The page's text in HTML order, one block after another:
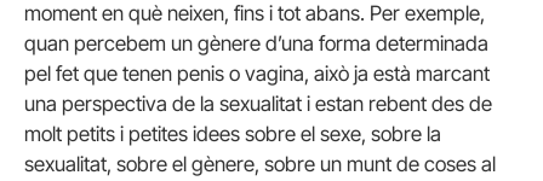
moment en què neixen, fins i tot abans. Per exemple,
quan percebem un gènere d’una forma determinada
pel fet que tenen penis o vagina, això ja està marcant
una perspectiva de la sexualitat i estan rebent des de
molt petits i petites idees sobre el sexe, sobre la
sexualitat, sobre el gènere, sobre un munt de coses al